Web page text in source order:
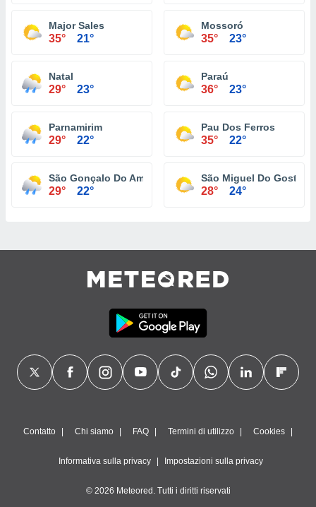
Major Sales
35° 21°
Mossoró
35° 23°
Natal
29° 23°
Paraú
36° 23°
Parnamirim
29° 22°
Pau Dos Ferros
35° 22°
São Gonçalo Do Amarante
29° 22°
São Miguel Do Gostoso
28° 24°
Contatto Chi siamo FAQ Termini di utilizzo Cookies
Informativa sulla privacy Impostazioni sulla privacy
© 2026 Meteored. Tutti i diritti riservati